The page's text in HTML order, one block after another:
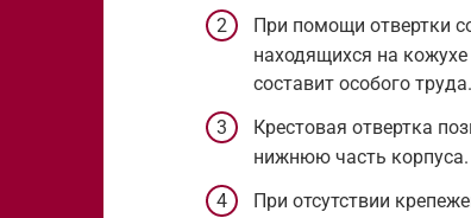
При помощи отвертки
находящихся на
составит особого труда.
Крестовая отвертка
нижнюю часть корпуса.
При отсутствии